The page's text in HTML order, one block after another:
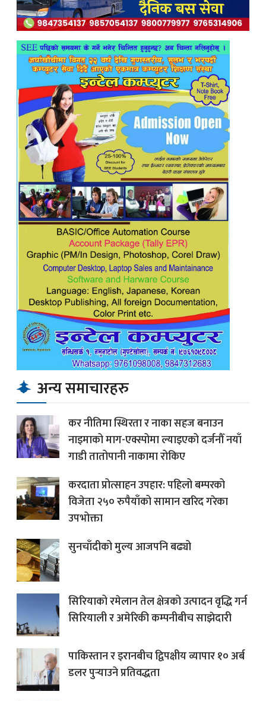
अन्य समाचारहरु
कर नीतिमा स्थिरता र नाका सहज बनाउन
नाइमाको माग-एक्स्पोमा ल्याइएको दर्जनौँ नयाँ
गाडी तातोपानी नाकामा रोकिए
करदाता प्रोत्साहन उपहार: पहिलो बम्परको
विजेता २५० रुपैयाँको सामान खरिद गरेका
उपभोक्ता
सुनचाँदीको मुल्य आजपनि बढ्यो
सिरियाको रमेलान तेल क्षेत्रको उत्पादन वृद्धि गर्न
सिरियाली र अमेरिकी कम्पनीबीच साझेदारी
पाकिस्तान र इरानबीच द्विपक्षीय व्यापार १० अर्ब
डलर पुर्‍याउने प्रतिवद्धता